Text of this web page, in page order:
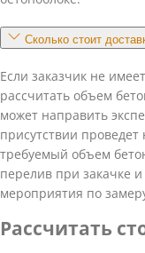
Сколько стоит
Если заказчик не
рассчитать объем
может направить
присутствии
требуемый объем
перелив при закачке
мероприятия по
Рассчитать